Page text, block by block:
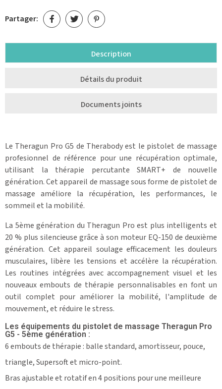
Partager:
Description
Détails du produit
Documents joints
Le Theragun Pro G5 de Therabody est le pistolet de massage
profesionnel de référence pour une récupération optimale,
utilisant la thérapie percutante SMART+ de nouvelle
génération. Cet appareil de massage sous forme de pistolet de
massage améliore la récupération, les performances, le
sommeil et la mobilité.
La 5ème génération du Theragun Pro est plus intelligents et
20 % plus silencieuse grâce à son moteur EQ-150 de deuxième
génération. Cet appareil soulage efficacement les douleurs
musculaires, libère les tensions et accélère la récupération.
Les routines intégrées avec accompagnement visuel et les
nouveaux embouts de thérapie personnalisables en font un
outil complet pour améliorer la mobilité, l'amplitude de
mouvement, et réduire le stress.
Les équipements du pistolet de massage Theragun Pro
G5 - 5ème génération :
6 embouts de thérapie : balle standard, amortisseur, pouce,
triangle, Supersoft et micro-point.
Bras ajustable et rotatif en 4 positions pour une meilleure